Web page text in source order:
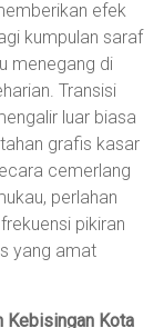
efek
kumpulan saraf
menegang di
Transisi
luar biasa
grafis kasar
cemerlang
perlahan
pikiran
yang amat
Kebisingan Kota